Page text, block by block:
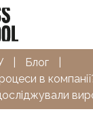
Блог
в